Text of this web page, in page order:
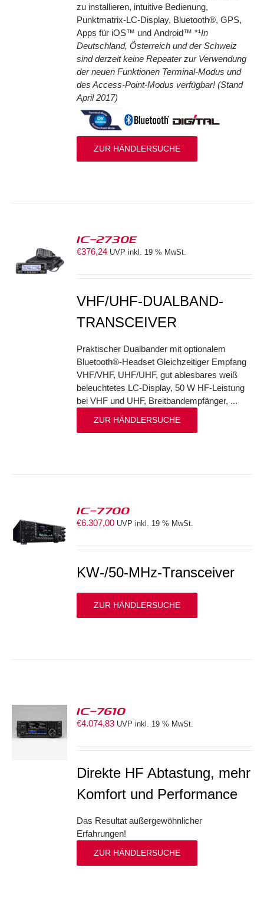
zu installieren, intuitive Bedienung,
Punktmatrix-LC-Display, Bluetooth®, GPS,
Apps für iOS™ und Android™ *¹In
Deutschland, Österreich und der Schweiz
sind derzeit keine Repeater zur Verwendung
der neuen Funktionen Terminal-Modus und
des Access-Point-Modus verfügbar! (Stand
April 2017)
ZUR HÄNDLERSUCHE
IC-2730E
€376,24 UVP inkl. 19 % MwSt.
VHF/UHF-DUALBAND-
TRANSCEIVER
Praktischer Dualbander mit optionalem
Bluetooth®-Headset Gleichzeitiger Empfang
VHF/VHF, UHF/UHF, gut ablesbares weiß
beleuchtetes LC-Display, 50 W HF-Leistung
bei VHF und UHF, Breitbandempfänger, ...
ZUR HÄNDLERSUCHE
IC-7700
€6.307,00 UVP inkl. 19 % MwSt.
KW-/50-MHz-Transceiver
ZUR HÄNDLERSUCHE
IC-7610
€4.074,83 UVP inkl. 19 % MwSt.
Direkte HF Abtastung, mehr
Komfort und Performance
Das Resultat außergewöhnlicher
Erfahrungen!
ZUR HÄNDLERSUCHE